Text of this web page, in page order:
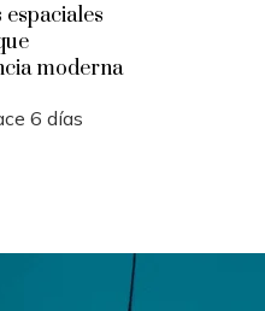
moderna
6 días